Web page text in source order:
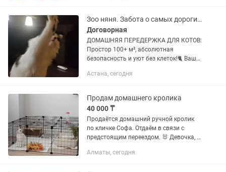
маленькую фигурку питомца.
Верхнюю...
Зоо няня. Забота о самых дорогих и любимых.
Договорная
ДОМАШНЯЯ ПЕРЕДЕРЖКА ДЛЯ КОТОВ:
Простор 100+ м², абсолютная
безопасность и уют без клеток!🐈 Ваш
отдыха, а не стресса в тесной клетке! Я
Астана, сегодня
Продам домашнего кролика
40 000 ₸
Продаётся домашний ручной кролик
по кличке Софа. Отдаём в связи с
предстоящим переездом. 🐰 Девочка, 6
сделаны. Цена — 40 000 тг, возможен
Алматы, сегодня